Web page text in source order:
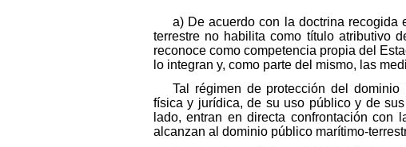
a) De acuerdo con la doctrina
terrestre no habilita como título atributivo
reconoce como competencia propia del
lo integran y, como parte del mismo, las
Tal régimen de protección del dominio
física y jurídica, de su uso público y de
lado, entran en directa confrontación con
alcanzan al dominio público marítimo-